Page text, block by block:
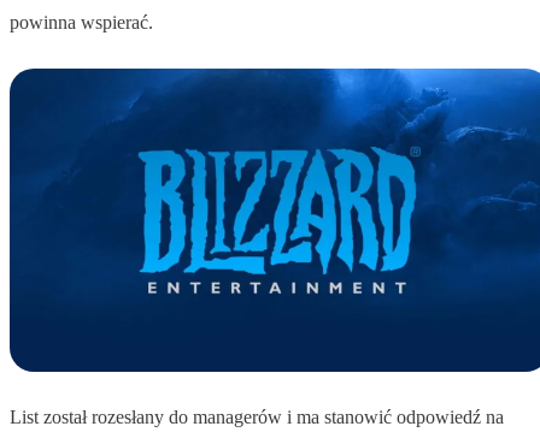
powinna wspierać.
List został rozesłany do managerów i ma stanowić odpowiedź na